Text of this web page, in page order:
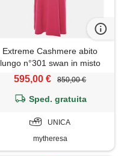
Extreme Cashmere abito
lungo n°301 swan in misto
cashmere
595,00 € 850,00 €
Sped. gratuita
UNICA
mytheresa